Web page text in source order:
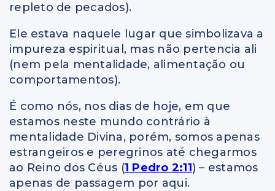
repleto de pecados).
Ele estava naquele lugar que simbolizava a
impureza espiritual, mas não pertencia ali
(nem pela mentalidade, alimentação ou
comportamentos).
É como nós, nos dias de hoje, em que
estamos neste mundo contrário à
mentalidade Divina, porém, somos apenas
estrangeiros e peregrinos até chegarmos
ao Reino dos Céus (1 Pedro 2:11) – estamos
apenas de passagem por aqui.